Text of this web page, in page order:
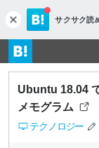
c
l
o
s
e
サクサク読
Ubuntu 18.04
メモグラム
テクノロジー